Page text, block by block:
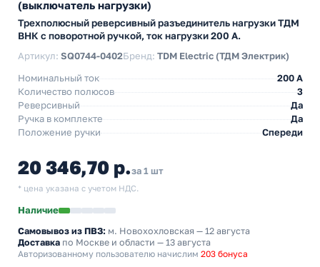
(выключатель нагрузки)
Трехполюсный реверсивный разъединитель нагрузки ТДМ
ВНК с поворотной ручкой, ток нагрузки 200 А.
Артикул: SQ0744-0402Бренд: TDM Electric (ТДМ Электрик)
Номинальный ток
200 A
Количество полюсов
3
Реверсивный
Да
Ручка в комплекте
Да
Положение ручки
Спереди
20 346,70 р.за 1 шт
* цена указана с учетом НДС.
Наличие
Самовывоз из ПВЗ: м. Новохохловская — 12 августа
Доставка по Москве и области — 13 августа
Авторизованному пользователю начислим 203 бонуса